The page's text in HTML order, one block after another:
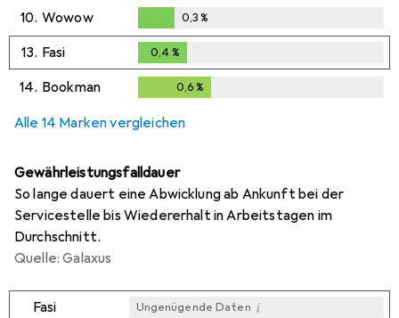
0,3%
10. Wowow
0,3%
0,3%
13. Fasi 0,4 %
14. Bookman 0,6 %
Alle 14 Marken vergleichen
Gewährleistungsfalldauer
So lange dauert eine Abwicklung ab Ankunft bei der
Servicestelle bis Wiedererhalt in Arbeitstagen im
Durchschnitt.
Quelle: Galaxus
Fasi Ungenügende Daten i